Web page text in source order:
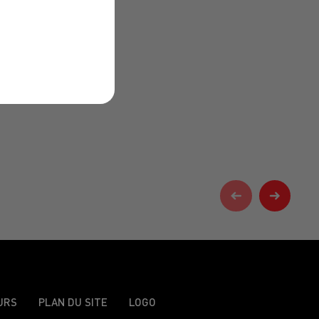
PLAN DU SITE LOGO